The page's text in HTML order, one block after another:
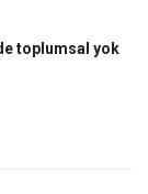
toplumsal yok